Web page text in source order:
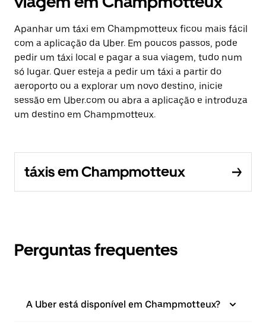
Apanhar um táxi em Champmotteux ficou mais fácil
com a aplicação da Uber. Em poucos passos, pode
pedir um táxi local e pagar a sua viagem, tudo num
só lugar. Quer esteja a pedir um táxi a partir do
aeroporto ou a explorar um novo destino, inicie
sessão em Uber.com ou abra a aplicação e introduza
um destino em Champmotteux.
táxis em Champmotteux
Perguntas frequentes
A Uber está disponível em Champmotteux?